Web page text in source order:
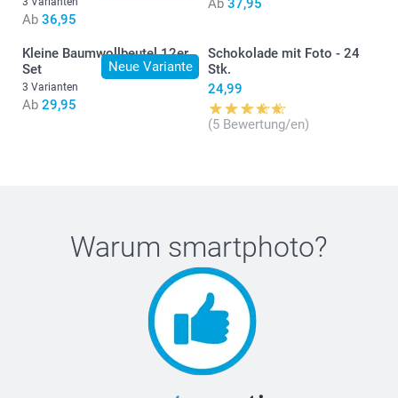
Natürliches Holz: 7cm (Höhe) x 5.2cm (Durchmesser)
Schwarz/ Gold & Weiss: 6.5cm (Höhe) x 4.8cm
Ab 36,95
Neue Variante
Kleine Baumwollbeutel 12er
Set
3 Varianten
Ab 29,95
Schokolade mit Foto - 24
Stk.
24,99
(5 Bewertung/en)
Warum smartphoto?